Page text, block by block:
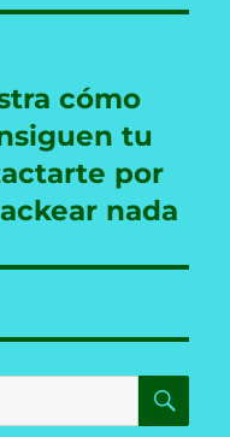
cómo
tu
por
nada